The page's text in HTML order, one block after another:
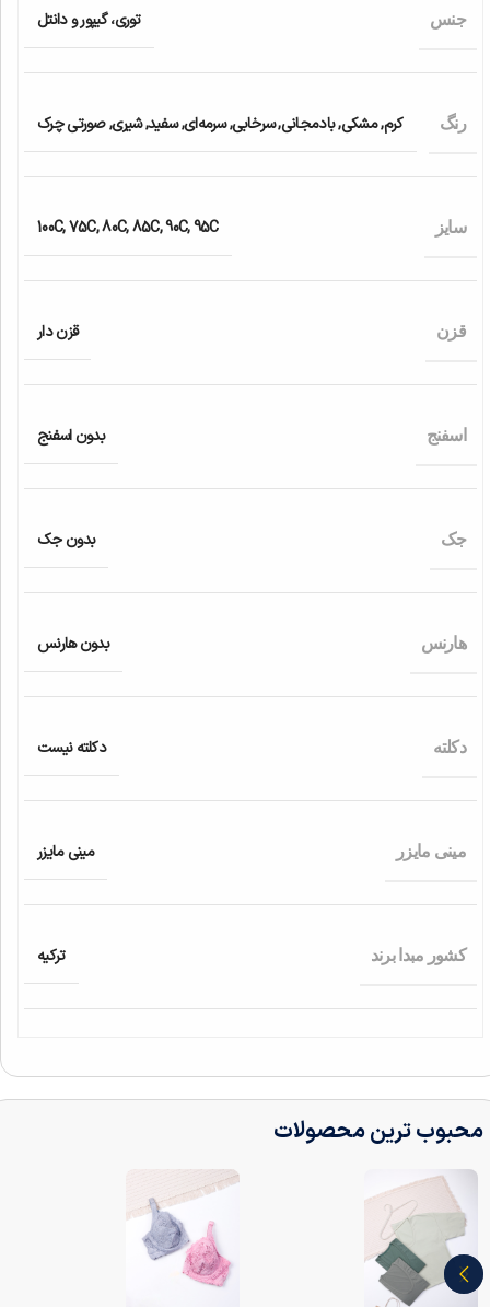
جنس توری، گیپور و دانتل
رنگ کرم,مشکی,بادمجانی,سرخابی,سرمه‌ای,سفید,شیری,صورتی چرک
سایز 100C,75C,80C,85C,90C,95C
قزن قزن دار
اسفنج بدون اسفنج
جک بدون جک
هارنس بدون هارنس
دکلته دکلته نیست
مینی مایزر مینی مایزر
کشور مبدا برند ترکیه
محبوب ترین محصولات